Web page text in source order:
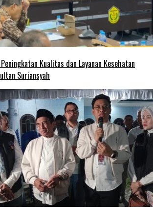
Kualitas dan Layanan Kesehatan
Suriansyah